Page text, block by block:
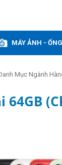
MÁY ẢNH -
Mục Ngành
64GB